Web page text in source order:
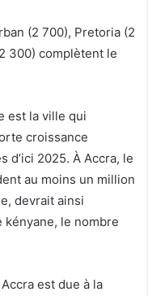
(2 700), Pretoria (2
300) complètent le
est la ville qui
croissance
d’ici 2025. À Accra, le
au moins un million
devrait ainsi
kényane, le nombre
est due à la